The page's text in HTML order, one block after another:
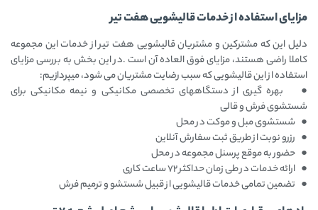
مزایای استفاده از خدمات قالیشویی هفت تیر
دلیل این که مشترکین و مشتریان قالیشویی هفت تیر از خدمات این مجموعه
کاملا راضی هستند، مزایای فوق العاده آن است .در این بخش به بررسی مزایای
استفاده از این قالیشویی که سبب رضایت مشتریان می شود، میپردازیم:
● بهره گیری از دستگاههای تخصصی مکانیکی و نیمه مکانیکی برای
شستشوی فرش و قالی
● شستشوی مبل و موکت در محل
● رزرو نوبت از طریق ثبت سفارش آنلاین
● حضور به موقع پرسنل مجموعه در محل
● ارائه خدمات در طی زمان حداکثر ۷۲ ساعت کاری
● تضمین تمامی خدمات قالیشویی از قبیل شستشو و ترمیم فرش